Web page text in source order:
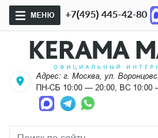
МЕНЮ +7(495) 445-42-80
Адрес: г. Москва, ул.
ПН-СБ 10:00 — 20:00, ВС 10:00